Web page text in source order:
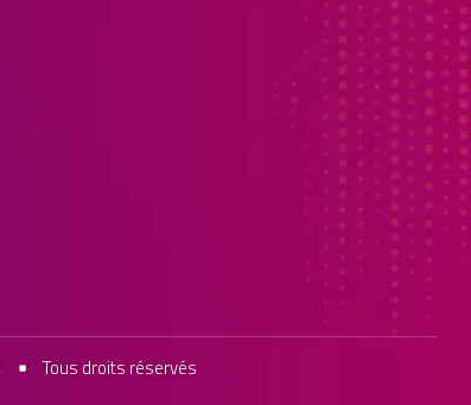
Tous droits réservés